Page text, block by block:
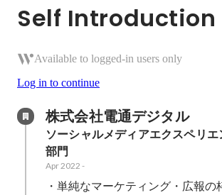
Self Introduction
Available to logged-in users only
Log in to continue
株式会社電通デジタル
ソーシャルメディアエクスペリエ
部門
Apr 2022 -
・単純なマーケティング・広報の